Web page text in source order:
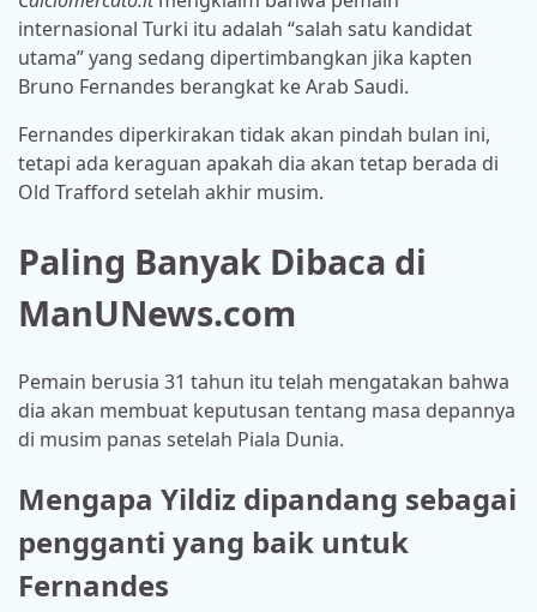
internasional Turki itu adalah “salah satu kandidat
utama” yang sedang dipertimbangkan jika kapten
Bruno Fernandes berangkat ke Arab Saudi.
Fernandes diperkirakan tidak akan pindah bulan ini,
tetapi ada keraguan apakah dia akan tetap berada di
Old Trafford setelah akhir musim.
Paling Banyak Dibaca di
ManUNews.com
Pemain berusia 31 tahun itu telah mengatakan bahwa
dia akan membuat keputusan tentang masa depannya
di musim panas setelah Piala Dunia.
Mengapa Yildiz dipandang sebagai
pengganti yang baik untuk
Fernandes